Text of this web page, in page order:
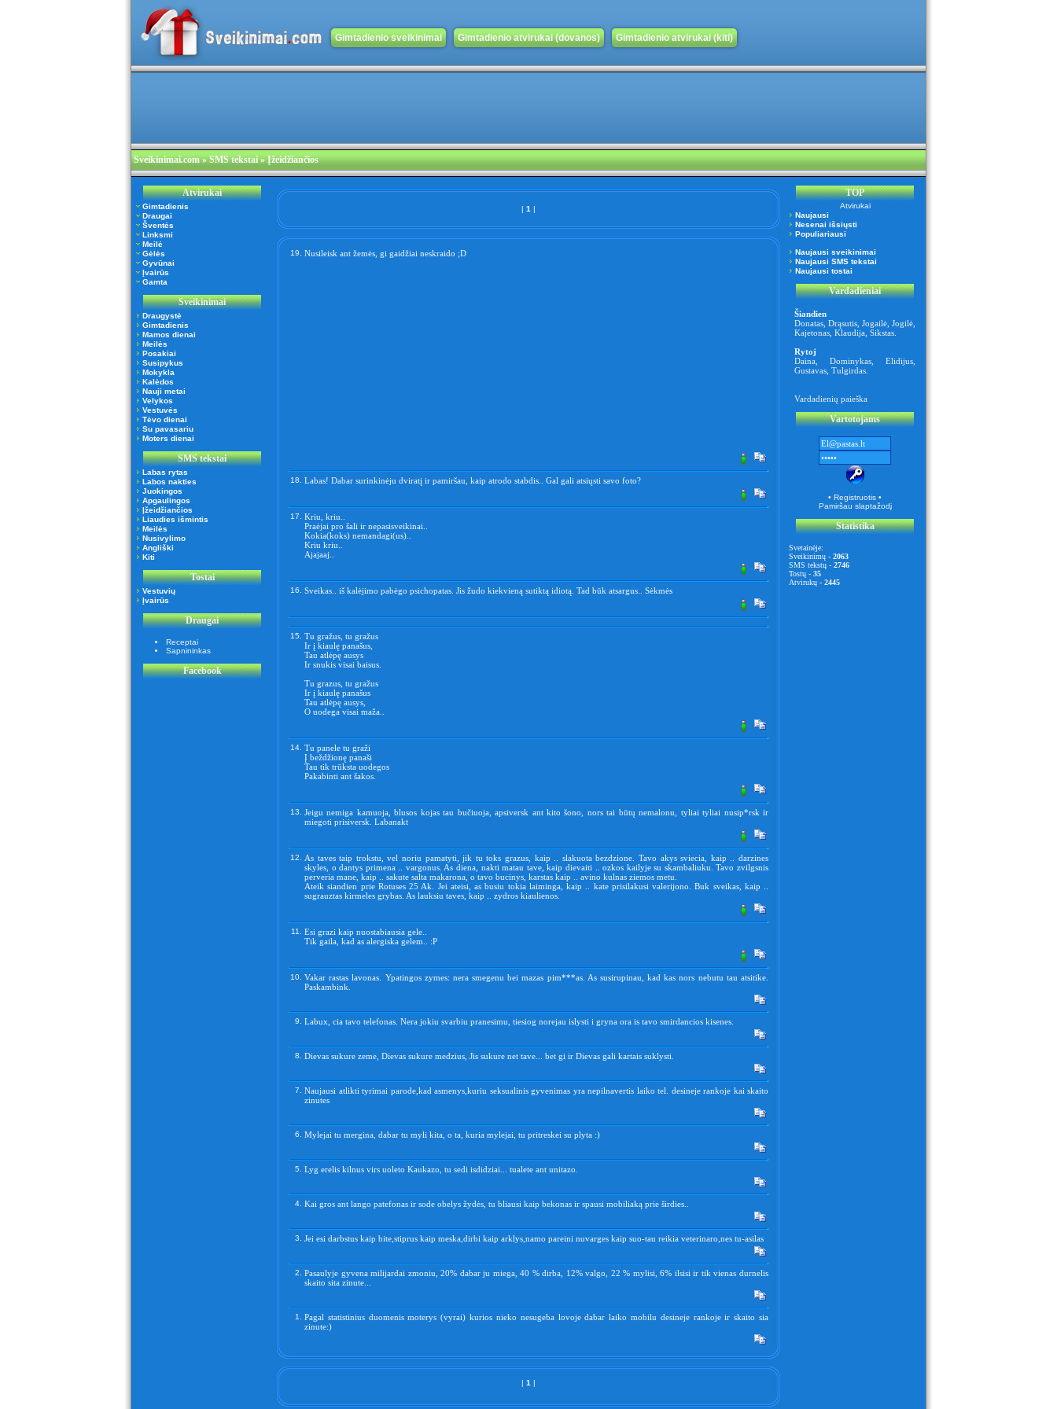
Gimtadienio sveikinimai Gimtadienio atvirukai (dovanos) Gimtadienio atvirukai (kiti)
Sveikinimai.com» SMS tekstai » Įžeidžiančios
Atvirukai
Gimtadienis
Draugai
Šventės
Linksmi
Meilė
Gėlės
Gyvūnai
Įvairūs
Gamta
Sveikinimai
Draugystė
Gimtadienis
Mamos dienai
Meilės
Posakiai
Susipykus
Mokykla
Kalėdos
Nauji metai
Velykos
Vestuvės
Tėvo dienai
Su pavasariu
Moters dienai
SMS tekstai
Labas rytas
Labos nakties
Juokingos
Apgaulingos
Įžeidžiančios
Liaudies išmintis
Meilės
Nusivylimo
Angliški
Kiti
Tostai
Vestuvių
Įvairūs
Draugai
Receptai
Sapnininkas
Facebook
| 1 |
19. Nusileisk ant žemės, gi gaidžiai neskraido ;D
18. Labas! Dabar surinkinėju dviratį ir pamiršau, kaip atrodo stabdis.. Gal gali atsiųsti savo foto?
17. Kriu, kriu..
Praėjai pro šali ir nepasisveikinai..
Kokia(koks) nemandagi(us)..
Kriu kriu..
Ajajaaj..
16. Sveikas.. iš kalėjimo pabėgo psichopatas. Jis žudo kiekvieną sutiktą idiotą. Tad būk atsargus.. Sėkmės
15. Tu gražus, tu gražus
Ir į kiaulę panašus,
Tau atlėpę ausys
Ir snukis visai baisus.
Tu grazus, tu gražus
Ir į kiaulę panašus
Tau atlėpę ausys,
O uodega visai maža..
14. Tu panele tu graži
Į beždžionę panaši
Tau tik trūksta uodegos
Pakabinti ant šakos.
13. Jeigu nemiga kamuoja, blusos kojas tau bučiuoja, apsiversk ant kito šono, nors tai būtų nemalonu, tyliai tyliai nusip*rsk ir
miegoti prisiversk. Labanakt
12. As taves taip trokstu, vel noriu pamatyti, jik tu toks grazus, kaip .. slakuota bezdzione. Tavo akys sviecia, kaip .. darzines
skyles, o dantys primena .. vargonus. As diena, nakti matau tave, kaip dievaiti .. ozkos kailyje su skambaliuku. Tavo zvilgsnis
perveria mane, kaip .. sakute salta makarona, o tavo bucinys, karstas kaip .. avino kulnas ziemos metu.
Ateik siandien prie Rotuses 25 Ak. Jei ateisi, as busiu tokia laiminga, kaip .. kate prisilakusi valerijono. Buk sveikas, kaip ..
sugrauztas kirmeles grybas. As lauksiu taves, kaip .. zydros kiaulienos.
11. Esi grazi kaip nuostabiausia gele..
Tik gaila, kad as alergiska gelem.. :P
10. Vakar rastas lavonas. Ypatingos zymes: nera smegenu bei mazas pim***as. As susirupinau, kad kas nors nebutu tau atsitike.
Paskambink.
9. Labux, cia tavo telefonas. Nera jokiu svarbiu pranesimu, tiesiog norejau islysti i gryna ora is tavo smirdancios kisenes.
8. Dievas sukure zeme, Dievas sukure medzius, Jis sukure net tave... bet gi ir Dievas gali kartais suklysti.
7. Naujausi atlikti tyrimai parode,kad asmenys,kuriu seksualinis gyvenimas yra nepilnavertis laiko tel. desineje rankoje kai skaito
zinutes
6. Mylejai tu mergina, dabar tu myli kita, o ta, kuria mylejai, tu pritreskei su plyta :)
5. Lyg erelis kilnus virs uoleto Kaukazo, tu sedi isdidziai... tualete ant unitazo.
4. Kai gros ant lango patefonas ir sode obelys žydės, tu bliausi kaip bekonas ir spausi mobiliaką prie širdies..
3. Jei esi darbstus kaip bite,stiprus kaip meska,dirbi kaip arklys,namo pareini nuvarges kaip suo-tau reikia veterinaro,nes tu-asilas
2. Pasaulyje gyvena milijardai zmoniu, 20% dabar ju miega, 40 % dirba, 12% valgo, 22 % mylisi, 6% ilsisi ir tik vienas durnelis
skaito sita zinute...
1. Pagal statistinius duomenis moterys (vyrai) kurios nieko nesugeba lovoje dabar laiko mobilu desineje rankoje ir skaito sia
zinute:)
| 1 |
TOP
Atvirukai
Naujausi
Nesenai išsiųsti
Populiariausi
Naujausi sveikinimai
Naujausi SMS tekstai
Naujausi tostai
Vardadieniai
Šiandien
Donatas, Drąsutis,Jogailė ,Jogilė
Kajetonas, Klaudija, Sikstas.
Rytoj
Daina, Dominykas ,Elidijus
Gustavas, Tulgirdas.
Vardadienių paieška
Vartotojams
• Registruotis •
Pamiršau slaptažodį
Statistika
Svetainėje:
Sveikinimų - 2063
SMS tekstų - 2746
Tostų - 35
Atvirukų - 2445